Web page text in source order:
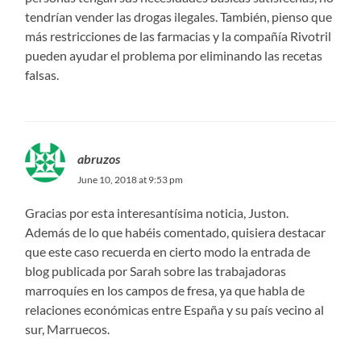
tendrían vender las drogas ilegales. También, pienso que
más restricciones de las farmacias y la compañía Rivotril
pueden ayudar el problema por eliminando las recetas
falsas.
abruzos
June 10, 2018 at 9:53 pm
Gracias por esta interesantísima noticia, Juston.
Además de lo que habéis comentado, quisiera destacar
que este caso recuerda en cierto modo la entrada de
blog publicada por Sarah sobre las trabajadoras
marroquíes en los campos de fresa, ya que habla de
relaciones económicas entre España y su país vecino al
sur, Marruecos.